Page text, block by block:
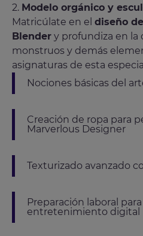
2. Modelo orgánico y
Matricúlate en el diseño
Blender y profundiza en la
monstruos y demás
asignaturas de esta
Nociones básicas del
Creación de ropa para
Marverlous Designer
Texturizado avanzado
Preparación laboral
entretenimiento digital